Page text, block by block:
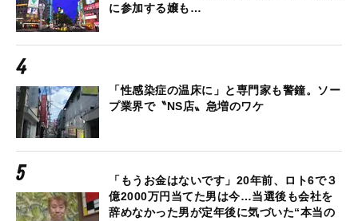
に参加する嬢も…
「性感染症の温床に」と専門家も警鐘。ソー
プ業界で〝NS店〟急増のワケ
「もうお金はないです」20年前、ロト6で３
億2000万円当てた男は今…当選後も会社を
辞めなかった男が定年後に気づいた“本当の